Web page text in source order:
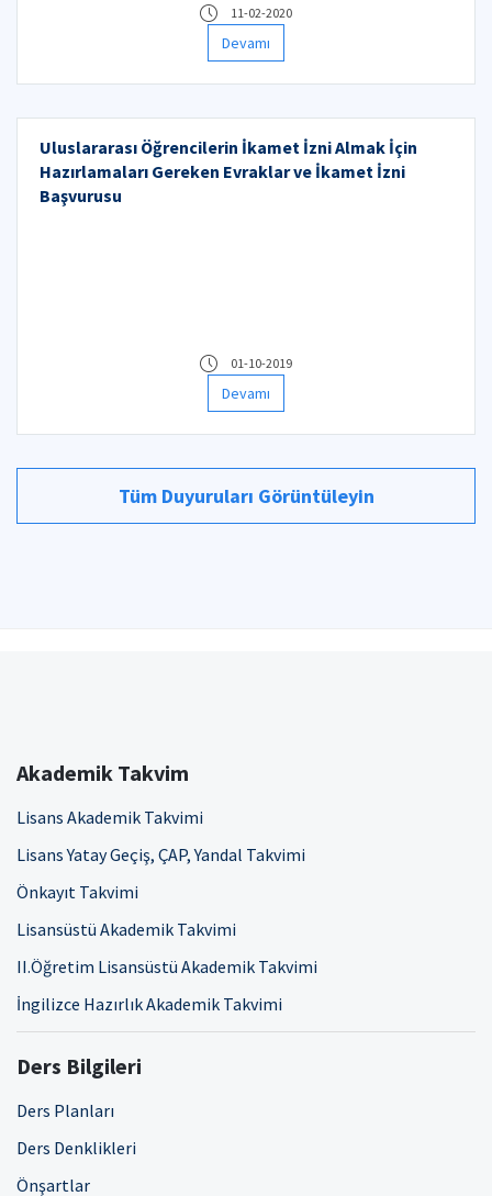
11-02-2020
Devamı
Uluslararası Öğrencilerin İkamet İzni Almak İçin
Hazırlamaları Gereken Evraklar ve İkamet İzni
Başvurusu
01-10-2019
Devamı
Tüm Duyuruları Görüntüleyin
Akademik Takvim
Lisans Akademik Takvimi
Lisans Yatay Geçiş, ÇAP, Yandal Takvimi
Önkayıt Takvimi
Lisansüstü Akademik Takvimi
II.Öğretim Lisansüstü Akademik Takvimi
İngilizce Hazırlık Akademik Takvimi
Ders Bilgileri
Ders Planları
Ders Denklikleri
Önşartlar